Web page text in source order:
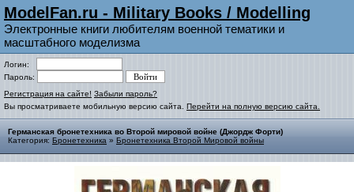
ModelFan.ru - Military Books / Modelling
Электронные книги любителям военной тематики и
масштабного моделизма
Логин:
Пароль:
Регистрация на сайте! Забыли пароль?
Вы просматриваете мобильную версию сайта. Перейти на полную версию сайта.
Германская бронетехника во Второй мировой войне (Джордж Форти)
Категория: Бронетехника » Бронетехника Второй Мировой войны